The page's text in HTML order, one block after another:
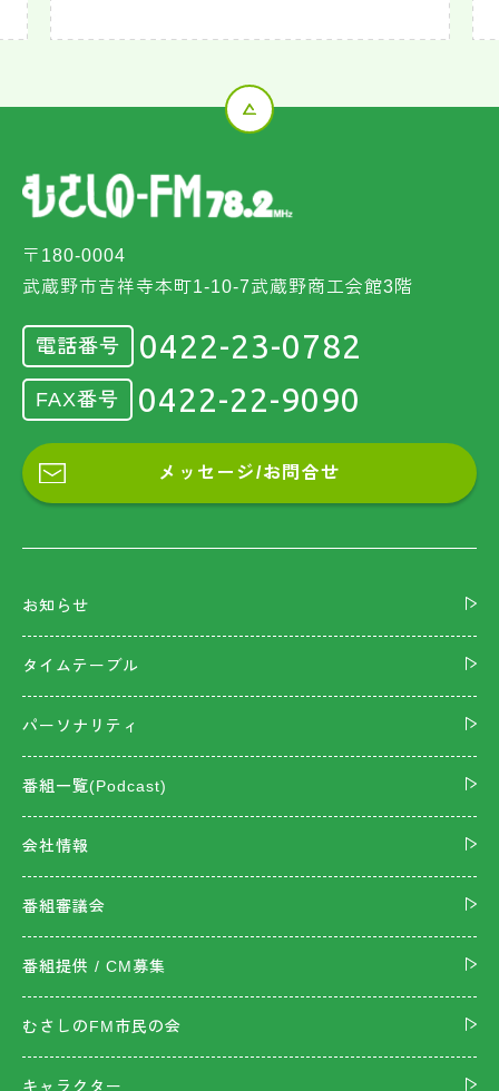
〒180-0004
武蔵野市吉祥寺本町1-10-7武蔵野商工会館3階
電話番号 0422-23-0782
FAX番号 0422-22-9090
メッセージ/お問合せ
お知らせ
タイムテーブル
パーソナリティ
番組一覧(Podcast)
会社情報
番組審議会
番組提供 / CM募集
むさしのFM市民の会
キャラクター